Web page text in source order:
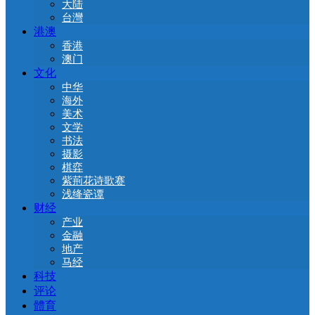
大陆
台灣
港澳
香港
澳门
文化
中华
海外
美术
文学
书法
摄影
棋弈
紫荊花诗歌赛
浅绛瓷谭
财经
产业
金融
地产
马经
科技
评论
體育